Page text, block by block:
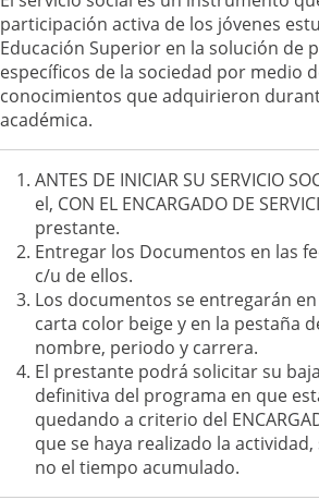
participación activa de los jóvenes
Educación Superior en la solución de
específicos de la sociedad por medio
conocimientos que adquirieron
académica.
ANTES DE INICIAR SU SERVICIO
el, CON EL ENCARGADO DE
prestante.
Entregar los Documentos en las
c/u de ellos.
Los documentos se entregarán
carta color beige y en la pestaña
nombre, periodo y carrera.
El prestante podrá solicitar su
definitiva del programa en que
quedando a criterio del
que se haya realizado la
no el tiempo acumulado.